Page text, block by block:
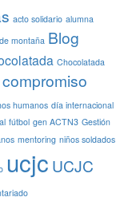
acto solidario alumna
montaña Blog
Chocolatada
compromiso
humanos día internacional
fútbol gen ACTN3 Gestión
mentoring niños soldados
ucjc UCJC